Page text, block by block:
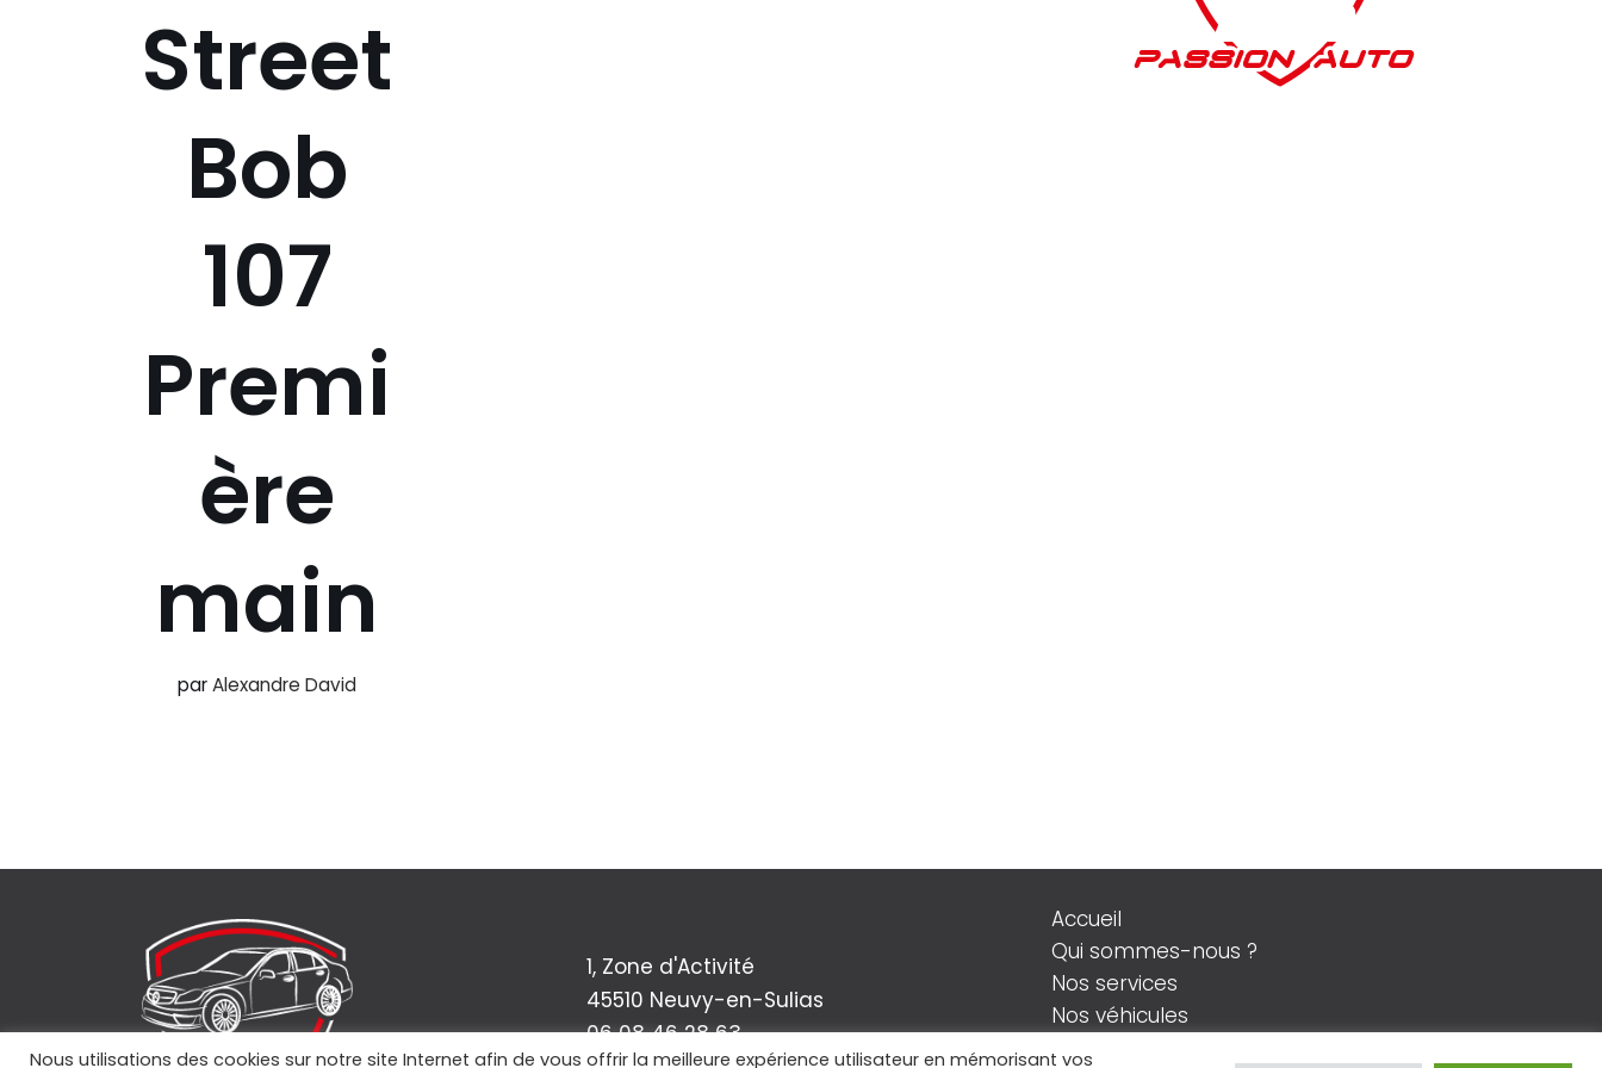
Street
Bob
107
Premi
ère
main
parAlexandre David
1, Zone d'Activité
45510 Neuvy-en-Sulias
06 08 46 28 63
Accueil
Qui sommes-nous ?
Nos services
Nos véhicules
Contact
Nous utilisations des cookies sur notre site Internet afin de vous offrir la meilleure expérience utilisateur en mémorisant vos